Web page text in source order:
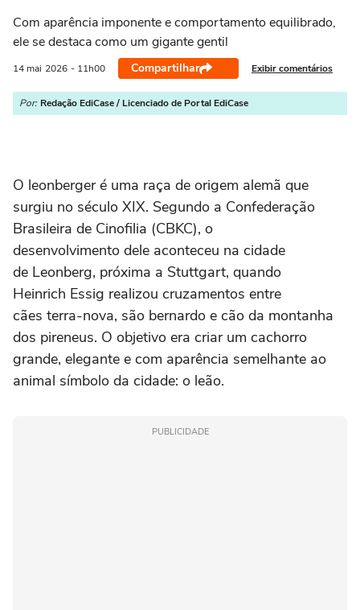
Com aparência imponente e comportamento equilibrado,
ele se destaca como um gigante gentil
14 mai 2026 - 11h00 Compartilhar Exibir comentários
Por: Redação EdiCase / Licenciado de Portal EdiCase
O leonberger é uma raça de origem alemã que
surgiu no século XIX. Segundo a Confederação
Brasileira de Cinofilia (CBKC), o
desenvolvimento dele aconteceu na cidade
de Leonberg, próxima a Stuttgart, quando
Heinrich Essig realizou cruzamentos entre
cães terra-nova, são bernardo e cão da montanha
dos pireneus. O objetivo era criar um cachorro
grande, elegante e com aparência semelhante ao
animal símbolo da cidade: o leão.
PUBLICIDADE